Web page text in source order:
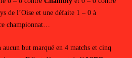
de l’Oise et une défaite 1 – 0 à
championnat…
aucun but marqué en 4 matchs et cinq